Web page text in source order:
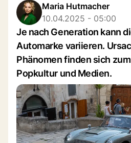
Maria Hutmacher
10.04.2025 - 05:00
Je nach Generation kann
Automarke variieren.
Phänomen finden sich
Popkultur und Medien.